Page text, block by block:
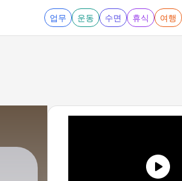
업무 운동 수면 휴식 여행